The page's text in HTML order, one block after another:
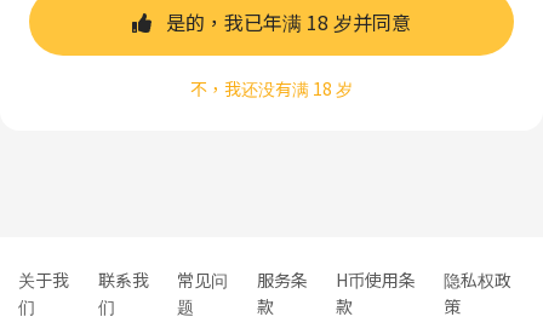
是的，我已年满 18 岁并同意
不，我还没有满 18 岁
关于我
们
联系我
们
常见问
题
服务条
款
H币使用条
款
隐私权政
策